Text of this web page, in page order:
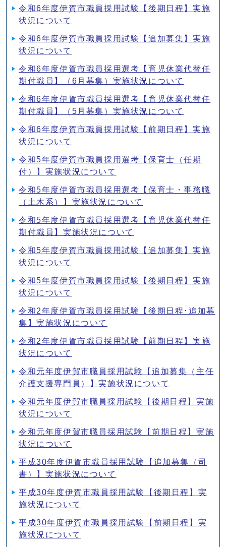
令和6年度伊賀市職員採用試験【後期日程】実施
状況について
令和6年度伊賀市職員採用試験【追加募集】実施
状況について
令和6年度伊賀市職員採用選考【育児休業代替任
期付職員】（6月募集）実施状況について
令和6年度伊賀市職員採用選考【育児休業代替任
期付職員】（5月募集）実施状況について
令和6年度伊賀市職員採用試験【前期日程】実施
状況について
令和5年度伊賀市職員採用選考【保育士（任期
付）】実施状況について
令和5年度伊賀市職員採用選考【保育士・事務職
（土木系）】実施状況について
令和5年度伊賀市職員採用選考【育児休業代替任
期付職員】実施状況について
令和5年度伊賀市職員採用試験【追加募集】実施
状況について
令和5年度伊賀市職員採用試験【後期日程】実施
状況について
令和2年度伊賀市職員採用試験【後期日程･追加募
集】実施状況について
令和2年度伊賀市職員採用試験【前期日程】実施
状況について
令和元年度伊賀市職員採用試験【追加募集（主任
介護支援専門員）】実施状況について
令和元年度伊賀市職員採用試験【後期日程】実施
状況について
令和元年度伊賀市職員採用試験【前期日程】実施
状況について
平成30年度伊賀市職員採用試験【追加募集（司
書）】実施状況について
平成30年度伊賀市職員採用試験【後期日程】実
施状況について
平成30年度伊賀市職員採用試験【前期日程】実
施状況について